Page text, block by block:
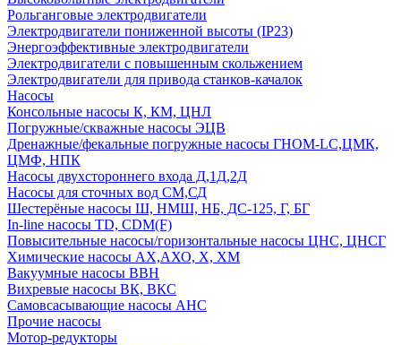
Рольганговые электродвигатели
Электродвигатели пониженной высоты (IP23)
Энергоэффективные электродвигатели
Электродвигатели с повышенным скольжением
Электродвигатели для привода станков-качалок
Насосы
Консольные насосы К, КМ, ЦНЛ
Погружные/скважные насосы ЭЦВ
Дренажные/фекальные погружные насосы ГНОМ-LC,ЦМК,
ЦМФ, НПК
Насосы двухстороннего входа Д,1Д,2Д
Насосы для сточных вод СМ,СД
Шестерёные насосы Ш, НМШ, НБ, ДС-125, Г, БГ
In-line насосы TD, CDM(F)
Повысительные насосы/горизонтальные насосы ЦНС, ЦНСГ
Химические насосы АХ,АХО, Х, ХМ
Вакуумные насосы ВВН
Вихревые насосы ВК, ВКС
Самовсасывающие насосы АНС
Прочие насосы
Мотор-редукторы